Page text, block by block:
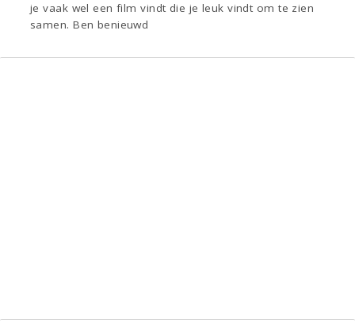
je vaak wel een film vindt die je leuk vindt om te zien
samen. Ben benieuwd